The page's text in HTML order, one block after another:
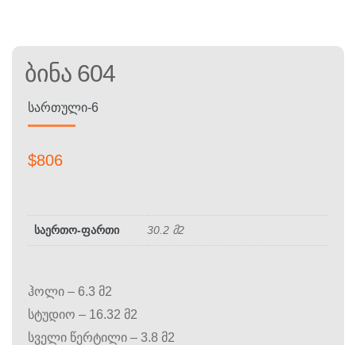
Ბინა 604
ᲡᲐᲠᲗᲣᲚᲘ-6
$806
საერთო-ფართი 30.2 მ2
ჰოლი – 6.3 მ2
სტუდიო – 16.32 მ2
სველი წერტილი – 3.8 მ2